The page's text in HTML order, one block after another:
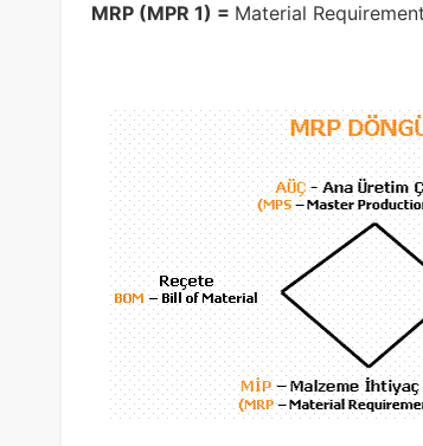
MRP (MPR 1) = Material